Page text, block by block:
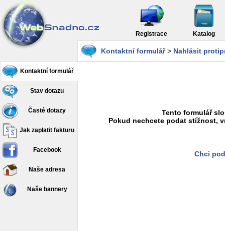
Registrace Katalog
Kontaktní formulář
Stav dotazu
Časté dotazy
Jak zaplatit fakturu
Facebook
Naše adresa
Naše bannery
Kontaktní formulář> Nahlásit
Tento formulář
Pokud nechcete podat stížnost,
Chci